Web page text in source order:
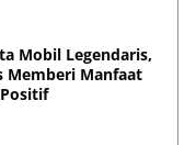
Mobil Legendaris,
Memberi Manfaat